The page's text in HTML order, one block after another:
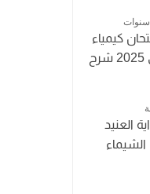
سنوات
كيمياء
العنيد
كاملة pdf الشيماء